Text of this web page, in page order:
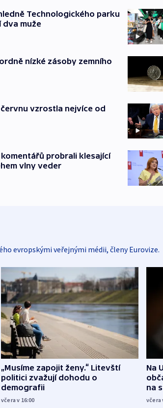
Technologického parku
dva muže
nízké zásoby zemního
vzrostla nejvíce od
probrali klesající
vlny veder
evropskými veřejnými médii, členy Eurovize.
„Musíme zapojit ženy.“ Litevští
politici zvažují dohodu o
demografii
včera v 16:00
Na
na
včera